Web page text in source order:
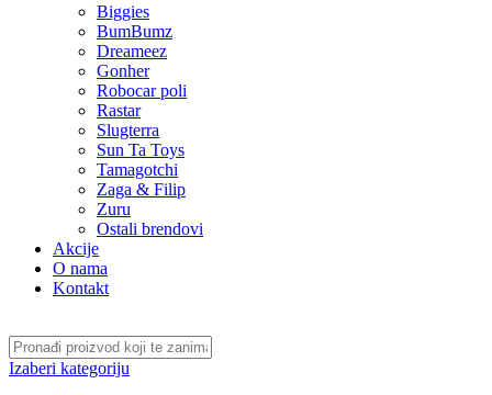
Biggies
BumBumz
Dreameez
Gonher
Robocar poli
Rastar
Slugterra
Sun Ta Toys
Tamagotchi
Zaga & Filip
Zuru
Ostali brendovi
Akcije
O nama
Kontakt
Izaberi kategoriju